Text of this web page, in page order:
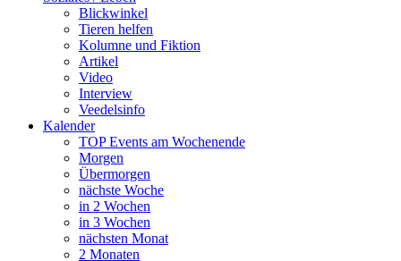
Blickwinkel
Tieren helfen
Kolumne und Fiktion
Artikel
Video
Interview
Veedelsinfo
Kalender
TOP Events am Wochenende
Morgen
Übermorgen
nächste Woche
in 2 Wochen
in 3 Wochen
nächsten Monat
2 Monaten